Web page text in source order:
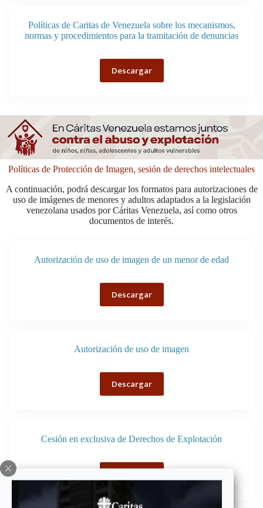
Políticas de Caritas de Venezuela sobre los mecanismos,
normas y procedimientos para la tramitación de denuncias
Descargar
Políticas de Protección de Imagen, sesión de derechos intelectuales
A continuación, podrá descargar los formatos para autorizaciones de
uso de imágenes de menores y adultos adaptados a la legislación
venezolana usados por Cáritas Venezuela, así como otros
documentos de interés.
Autorización de uso de imagen de un menor de edad
Descargar
Autorización de uso de imagen
Descargar
Cesión en exclusiva de Derechos de Explotación